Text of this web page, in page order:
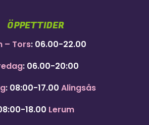
ÖPPETTIDER
– Tors: 06.00-22.00
: 06.00-20:00
: 08:00-17.00 Alingsås
18.00 Lerum